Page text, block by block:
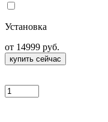
Установка
от 14999 руб.
купить сейчас